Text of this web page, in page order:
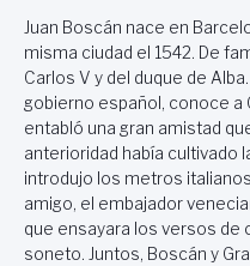
Juan Boscán nace en
misma ciudad el 1542. De
Carlos V y del duque de
gobierno español, conoce a
entabló una gran amistad
anterioridad había cultivado
introdujo los metros
amigo, el embajador
que ensayara los versos de
soneto. Juntos, Boscán y